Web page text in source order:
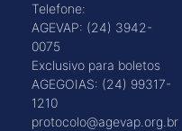
Telefone:
AGEVAP: (24) 3942-
0075
Exclusivo para boletos
AGEGOIAS: (24) 99317-
1210
protocolo@agevap.org.br